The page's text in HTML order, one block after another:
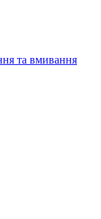
та вмивання